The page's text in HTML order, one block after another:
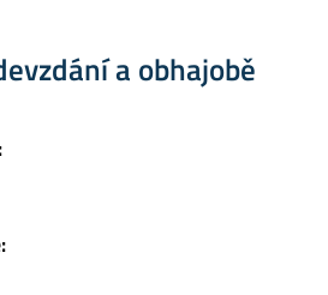
a obhajobě